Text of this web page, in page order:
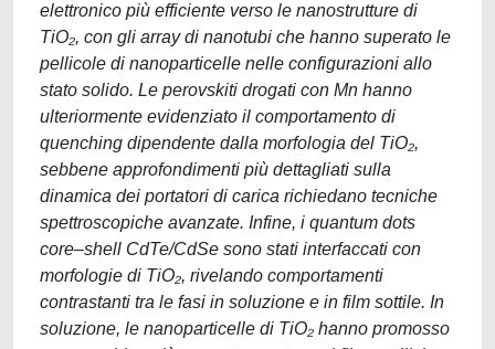
elettronico più efficiente verso le nanostrutture di
TiO₂, con gli array di nanotubi che hanno superato le
pellicole di nanoparticelle nelle configurazioni allo
stato solido. Le perovskiti drogati con Mn hanno
ulteriormente evidenziato il comportamento di
quenching dipendente dalla morfologia del TiO₂,
sebbene approfondimenti più dettagliati sulla
dinamica dei portatori di carica richiedano tecniche
spettroscopiche avanzate. Infine, i quantum dots
core–shell CdTe/CdSe sono stati interfaccati con
morfologie di TiO₂, rivelando comportamenti
contrastanti tra le fasi in soluzione e in film sottile. In
soluzione, le nanoparticelle di TiO₂ hanno promosso